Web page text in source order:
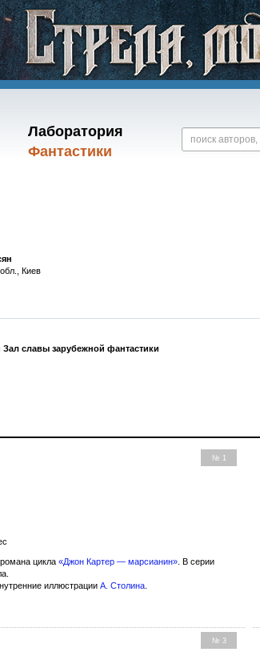
Лаборатория
Фантастики
Киев
славы зарубежной фантастики
№ 1
цикла «Джон Картер — марсианин» . В серии
иллюстрации А. Столина
№ 3